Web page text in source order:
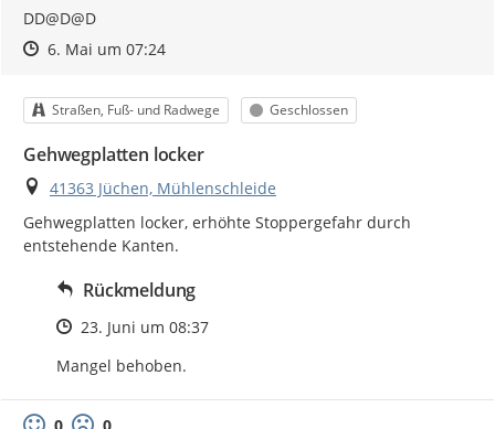
DD@D@D
Zeitpunkt des Erstellens
Zeitpunkt des Erstellens
6. Mai um 07:24Zur Äußerung
Kategorie
Straßen, Fuß- und Radwege Status
Geschlossen
Gehwegplatten locker
Ort
41363 Jüchen, Mühlenschleide
Gehwegplatten locker, erhöhte Stoppergefahr durch
entstehende Kanten.
Rückmeldung
Zeitpunkt des Erstellens
23. Juni um 08:37
Mangel behoben.
0 0